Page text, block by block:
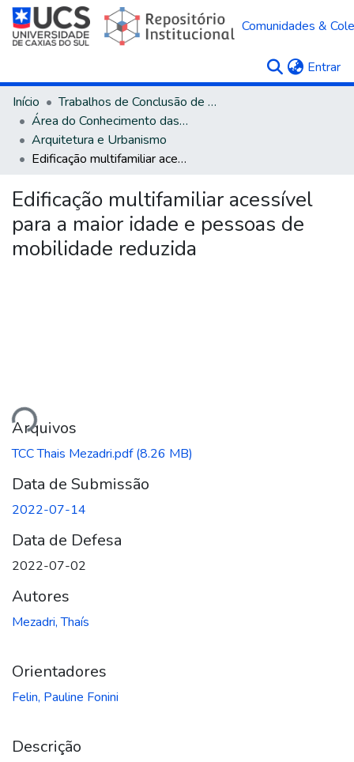
Comunidades &
Entrar
Início
Trabalhos de Conclusão de Curso
Área do Conhecimento das Ciências Sociais Aplicadas
Arquitetura e Urbanismo
Edificação multifamiliar acessível para a maior idade e pessoas de mobilidade reduzida
Edificação multifamiliar acessível
para a maior idade e pessoas de
mobilidade reduzida
Arquivos
TCC Thais Mezadri.pdf(8.26 MB)
Data de Submissão
2022-07-14
Data de Defesa
2022-07-02
Autores
Mezadri, Thaís
Orientadores
Felin, Pauline Fonini
Descrição